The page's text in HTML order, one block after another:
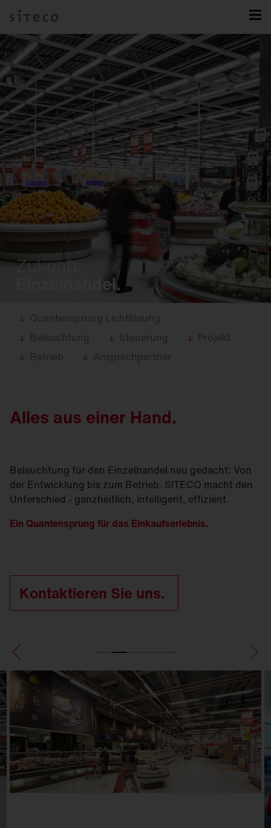
Zukunft
Einzelhandel.
Quantensprung Lichtlösung
Beleuchtung
Steuerung
Projekt
Betrieb
Ansprechpartner
Alles aus einer Hand.
Beleuchtung für den Einzelhandel neu gedacht: Von
der Entwicklung bis zum Betrieb. SITECO macht den
Unterschied - ganzheitlich, intelligent, effizient.
Ein Quantensprung für das Einkaufserlebnis.
Kontaktieren Sie uns.